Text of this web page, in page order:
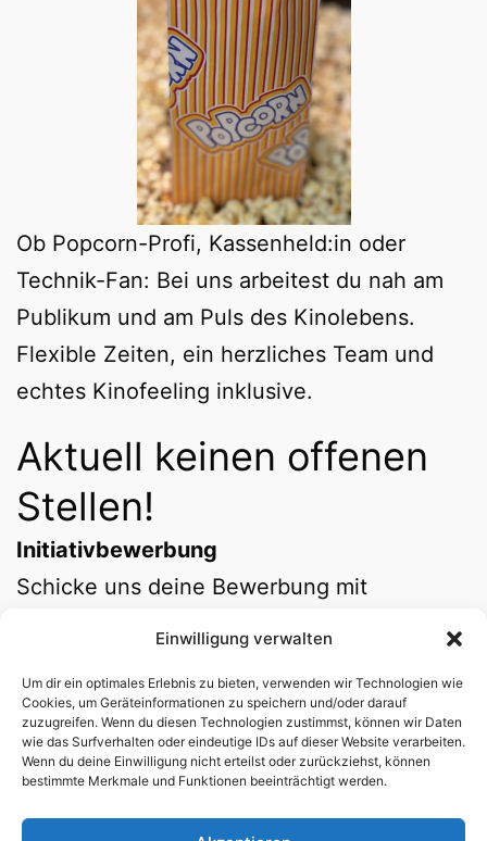
Einwilligung verwalten
Um dir ein optimales Erlebnis zu bieten, verwenden wir Technologien wie
Cookies, um Geräteinformationen zu speichern und/oder darauf
zuzugreifen. Wenn du diesen Technologien zustimmst, können wir Daten
wie das Surfverhalten oder eindeutige IDs auf dieser Website verarbeiten.
Wenn du deine Einwilligung nicht erteilst oder zurückziehst, können
bestimmte Merkmale und Funktionen beeinträchtigt werden.
Ob Popcorn-Profi, Kassenheld:in oder
Technik-Fan: Bei uns arbeitest du nah am
Publikum und am Puls des Kinolebens.
Flexible Zeiten, ein herzliches Team und
echtes Kinofeeling inklusive.
Aktuell keinen offenen
Stellen!
Initiativbewerbung
Schicke uns deine Bewerbung mit
melden uns schnellstmöglich zurück.
jobs @ kino-gruenberg.de